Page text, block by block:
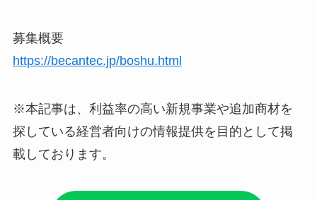
募集概要
https://becantec.jp/boshu.html
※本記事は、利益率の高い新規事業や追加商材を
探している経営者向けの情報提供を目的として掲
載しております。